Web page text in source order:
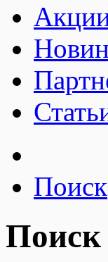
Поиск
Поиск